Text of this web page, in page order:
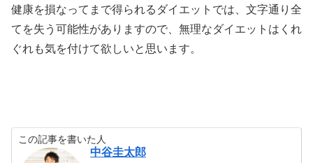
健康を損なってまで得られるダイエットでは、文字通り全
てを失う可能性がありますので、無理なダイエットはくれ
ぐれも気を付けて欲しいと思います。
この記事を書いた人
中谷圭太郎